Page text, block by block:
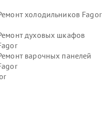
холодильников Fagor
духовых шкафов
варочных панелей